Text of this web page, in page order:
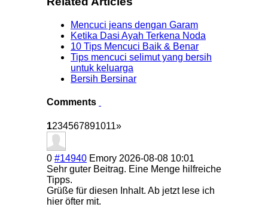
Mencuci jeans dengan Garam
Ketika Dasi Ayah Terkena Noda
10 Tips Mencuci Baik & Benar
Tips mencuci selimut yang bersih
untuk keluarga
Bersih Bersinar
Comments
1234567891011»
0 #14940 Emory 2026-08-08 10:01
Sehr guter Beitrag. Eine Menge hilfreiche
Tipps.
Grüße für diesen Inhalt. Ab jetzt lese ich
hier öfter mit.